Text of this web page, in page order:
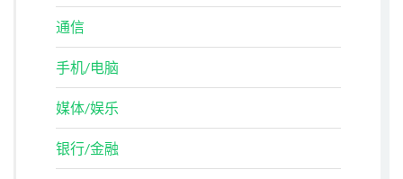
通信
手机/电脑
媒体/娱乐
银行/金融